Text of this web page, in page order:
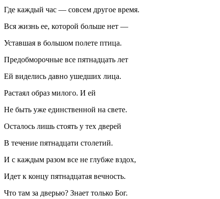
Где каждый час — совсем другое время.
Вся жизнь ее, которой больше нет —
Уставшая в большом полете птица.
Предобморочные все пятнадцать лет
Ей виделись давно ушедших лица.
Растаял образ милого. И ей
Не быть уже единственной на свете.
Осталось лишь стоять у тех дверей
В течение пятнадцати столетий.
И с каждым разом все не глубже вздох,
Идет к концу пятнадцатая вечность.
Что там за дверью? Знает только Бог.